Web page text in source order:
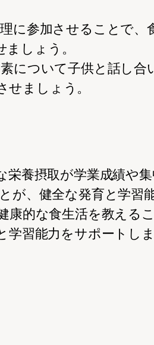
に参加させることで
しょう。
について子供と話し
ましょう。
栄養摂取が学業成績や
が、健全な発育と学習
康的な食生活を教える
習能力をサポートしま